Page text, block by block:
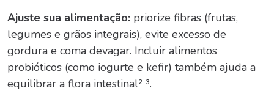
Ajuste sua alimentação: priorize fibras (frutas,
legumes e grãos integrais), evite excesso de
gordura e coma devagar. Incluir alimentos
probióticos (como iogurte e kefir) também ajuda a
equilibrar a flora intestinal² ³.